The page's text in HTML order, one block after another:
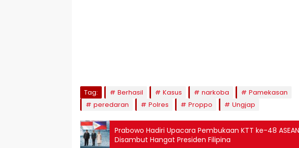
Tag: Berhasil Kasus narkoba
Pamekasan
peredaran
Polres Proppo Ungjap
Prabowo Hadiri Upacara Pembukaan KTT ke-48
Disambut Hangat Presiden Filipina